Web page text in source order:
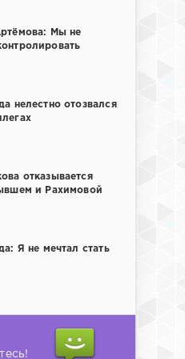
Мы не
нелестно отозвался
отказывается
и Рахимовой
Я не мечтал стать